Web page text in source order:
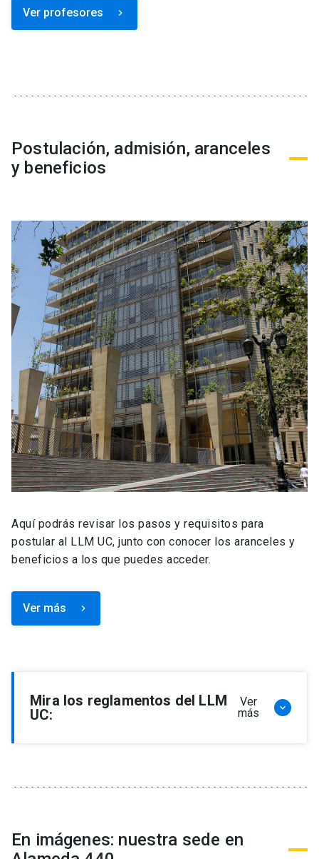
Ver profesores keyboard_arrow_right
Postulación, admisión, aranceles
y beneficios
Aquí podrás revisar los pasos y requisitos para
postular al LLM UC, junto con conocer los aranceles y
beneficios a los que puedes acceder.
Ver más keyboard_arrow_right
Mira los reglamentos del LLM
UC:
Ver
más
keyboard_arrow_down
Reglamento de Becas y Descuentos Programa
de Magíster en Derecho, LLM
En imágenes: nuestra sede en